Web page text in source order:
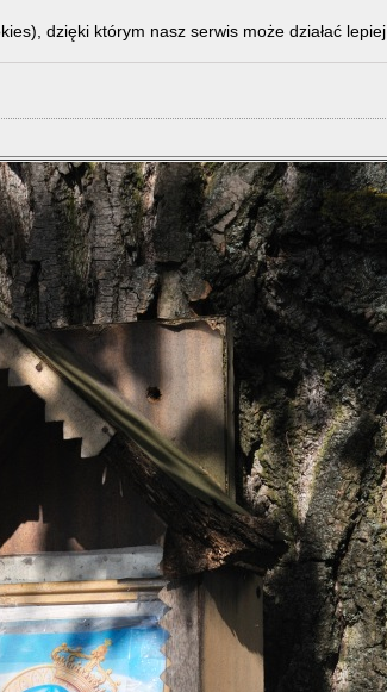
dzięki którym nasz serwis może działać lepiej.